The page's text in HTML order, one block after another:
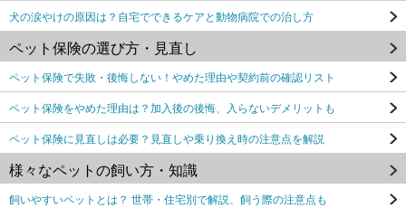
犬の涙やけの原因は？自宅でできるケアと動物病院での治し方
ペット保険の選び方・見直し
ペット保険で失敗・後悔しない！やめた理由や契約前の確認リスト
ペット保険をやめた理由は？加入後の後悔、入らないデメリットも
ペット保険に見直しは必要？見直しや乗り換え時の注意点を解説
様々なペットの飼い方・知識
飼いやすいペットとは？ 世帯・住宅別で解説、飼う際の注意点も